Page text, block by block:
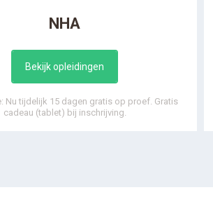
NHA
Bekijk opleidingen
Nu tijdelijk 15 dagen gratis op proef. Gratis
cadeau (tablet) bij inschrijving.